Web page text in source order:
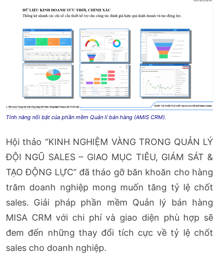
Tính năng nổi bật của phần mềm Quản lí bán hàng (AMIS CRM).
Hội thảo “KINH NGHIỆM VÀNG TRONG QUẢN LÝ
ĐỘI NGŨ SALES – GIAO MỤC TIÊU, GIÁM SÁT &
TẠO ĐỘNG LỰC” đã tháo gỡ băn khoăn cho hàng
trăm doanh nghiệp mong muốn tăng tỷ lệ chốt
sales. Giải pháp phần mềm Quản lý bán hàng
MISA CRM với chi phí và giao diện phù hợp sẽ
đem đến những thay đổi tích cực về tỷ lệ chốt
sales cho doanh nghiệp.